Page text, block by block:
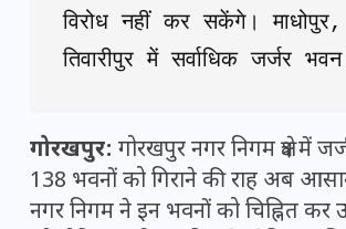
विरोध नहीं कर सकेंगे। माधोपुर,
तिवारीपुर में सर्वाधिक जर्जर
गोरखपुर: गोरखपुर नगर निगम क्षेत्र में
138 भवनों को गिराने की राह अब
नगर निगम ने इन भवनों को चिह्नित कर